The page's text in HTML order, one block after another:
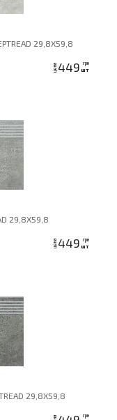
29,8X59,8
цена 449 грн
шт
29,8X59,8
цена449 грн
шт
29,8X59,8
грн